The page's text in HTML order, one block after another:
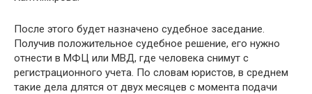
После этого будет назначено судебное заседание.
Получив положительное судебное решение, его нужно
отнести в МФЦ или МВД, где человека снимут с
регистрационного учета. По словам юристов, в среднем
такие дела длятся от двух месяцев с момента подачи